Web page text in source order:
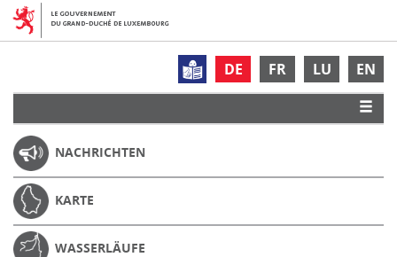
DE FR LU EN
NACHRICHTEN
KARTE
WASSERLÄUFE